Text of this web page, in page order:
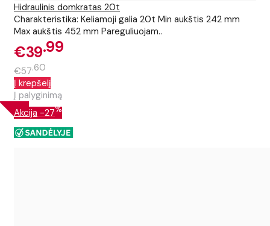
Hidraulinis domkratas 20t
Charakteristika: Keliamoji galia 20t Min aukštis 242 mm
Max aukštis 452 mm Pareguliuojam..
€39 99
€57 60
Į krepšelį
Į palyginimą
Akcija -27%